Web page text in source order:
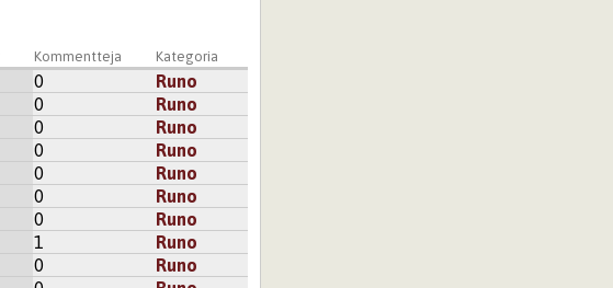
Kommentteja Kategoria
0
Runo
0
Runo
0
Runo
0
Runo
0
Runo
0
Runo
0
Runo
1
Runo
0
Runo